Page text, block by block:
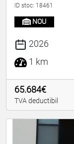
ID stoc: 18461
NOU
2026
1 km
65.684€
TVA deductibil